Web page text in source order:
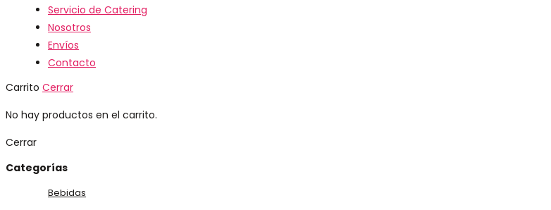
Servicio de Catering
Nosotros
Envíos
Contacto
Carrito Cerrar
No hay productos en el carrito.
Cerrar
Categorías
Bebidas